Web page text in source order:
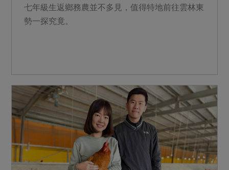
七年級生返鄉務農並不多見，值得特地前往雲林東
勢一探究竟。